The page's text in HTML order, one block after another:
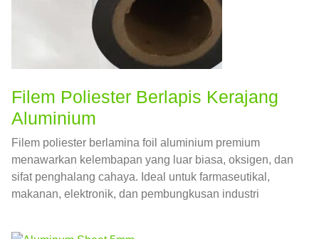
Filem Poliester Berlapis Kerajang
Aluminium
Filem poliester berlamina foil aluminium premium
menawarkan kelembapan yang luar biasa, oksigen, dan
sifat penghalang cahaya. Ideal untuk farmaseutikal,
makanan, elektronik, dan pembungkusan industri